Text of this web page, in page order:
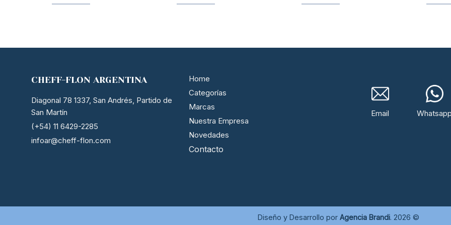
CHEFF-FLON ARGENTINA
Diagonal 78 1337, San Andrés, Partido de
San Martín
(+54) 11 6429-2285
infoar@cheff-flon.com
Home
Categorías
Marcas
Nuestra Empresa
Novedades
Contacto
Email
Diseño y Desarrollo por Agencia Brandi. 2026 ©